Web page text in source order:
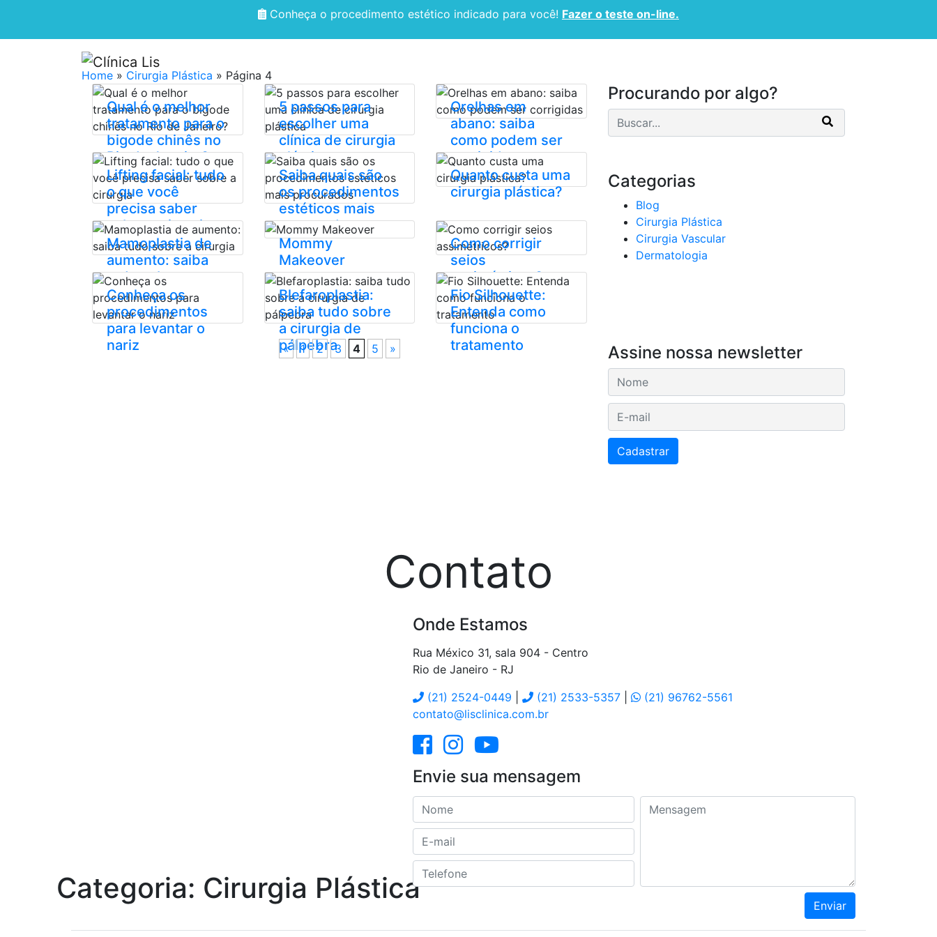
Conheça o procedimento estético indicado para você! Fazer o teste on-line.
Home » Cirurgia Plástica » Página 4
Categoria: Cirurgia Plástica
Qual é o melhor
tratamento para o
bigode chinês no
Rio de Janeiro?
5 passos para
escolher uma
clínica de cirurgia
plástica
Orelhas em
abano: saiba
como podem ser
corrigidas
Lifting facial: tudo
o que você
precisa saber
sobre a cirurgia
Saiba quais são
os procedimentos
estéticos mais
procurados
Quanto custa uma
cirurgia plástica?
Mamoplastia de
aumento: saiba
tudo sobre a
cirurgia
Mommy
Makeover
Como corrigir
seios
assimétricos?
Conheça os
procedimentos
para levantar o
nariz
Blefaroplastia:
saiba tudo sobre
a cirurgia de
pálpebra
Fio Silhouette:
Entenda como
funciona o
tratamento
« 1 2 3 4 5 »
Procurando por algo?
Categorias
Blog
Cirurgia Plástica
Cirurgia Vascular
Dermatologia
Assine nossa newsletter
E-mail
Cadastrar
Contato
Onde Estamos
Rua México 31, sala 904 - Centro
Rio de Janeiro - RJ
(21) 2524-0449
(21) 2533-5357
(21) 96762-5561
contato@lisclinica.com.br
Envie sua mensagem
Nome
E-mail
Telefone
Mensagem
Enviar